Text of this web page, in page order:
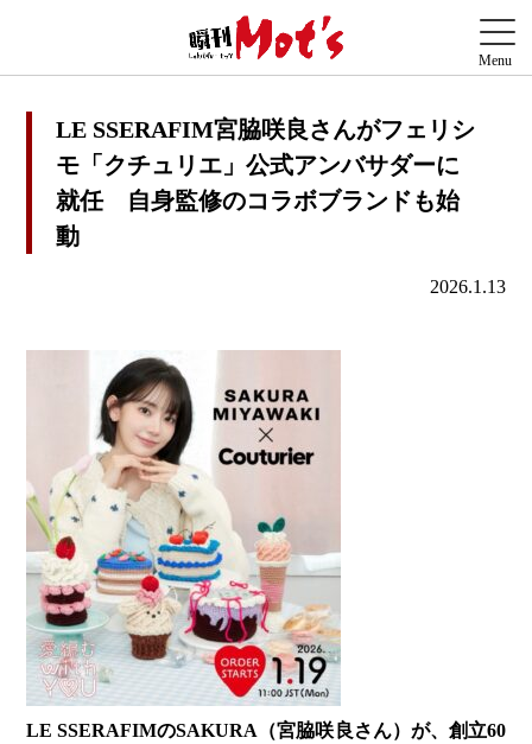
LE SSERAFIM宮脇咲良さんがフェリシ
モ「クチュリエ」公式アンバサダーに
就任 自身監修のコラボブランドも始
動
2026.1.13
LE SSERAFIMのSAKURA（宮脇咲良さん）が、創立60